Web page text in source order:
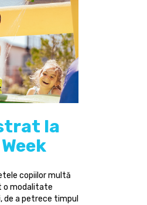
la
copiilor multă
o modalitate
de a petrece timpul